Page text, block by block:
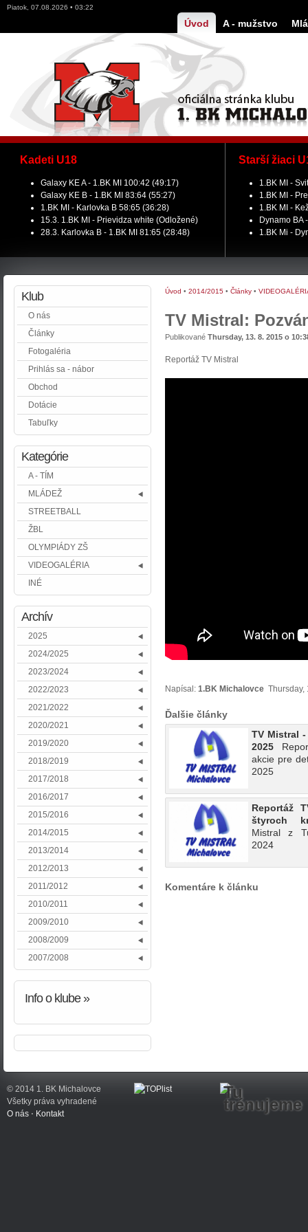
Piatok, 07.08.2026 • 03:22
Úvod A - mužstvo
Kadeti U18
Galaxy KE A - 1.BK MI 100:42 (49:17)
Galaxy KE B - 1.BK MI 83:64 (55:27)
1.BK MI - Karlovka B 58:65 (36:28)
15.3. 1.BK MI - Prievidza white (Odložené)
28.3. Karlovka B - 1.BK MI 81:65 (28:48)
Starší žiaci
1.BK MI -
1.BK MI -
1.BK MI -
Dynamo BA
1.BK Mi -
Klub
O nás
Články
Fotogaléria
Prihlás sa - nábor
Obchod
Dotácie
Tabuľky
Kategórie
A - TÍM
MLÁDEŽ
STREETBALL
ŽBL
OLYMPIÁDY ZŠ
VIDEOGALÉRIA
INÉ
Archív
2025
2024/2025
2023/2024
2022/2023
2021/2022
2020/2021
2019/2020
2018/2019
2017/2018
2016/2017
2015/2016
2014/2015
2013/2014
2012/2013
2011/2012
2010/2011
2009/2010
2008/2009
2007/2008
Infoo klube »
Úvod • 2014/2015 • Články •
TV Mistral:
Publikované Thursday, 13. 8. 2015 o
Reportáž TV Mistral
Napísal: 1.BK Michalovce Thursday,
Ďalšie články
TV Mistral
2025
akcie pre
2025
Reportáž
štyroch
Mistral z
2024
Komentáre k článku
© 2014 1. BK Michalovce
Všetky práva vyhradené
O nás ⋅ Kontakt
Tu
trénujeme